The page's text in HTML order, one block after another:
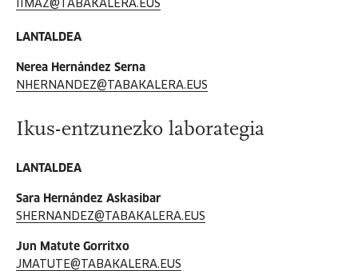
IIMAZ@TABAKALERA.EUS
LANTALDEA
Nerea Hernández Serna
NHERNANDEZ@TABAKALERA.EUS
Ikus-entzunezko laborategia
LANTALDEA
Sara Hernández Askasibar
SHERNANDEZ@TABAKALERA.EUS
Jun Matute Gorritxo
JMATUTE@TABAKALERA.EUS